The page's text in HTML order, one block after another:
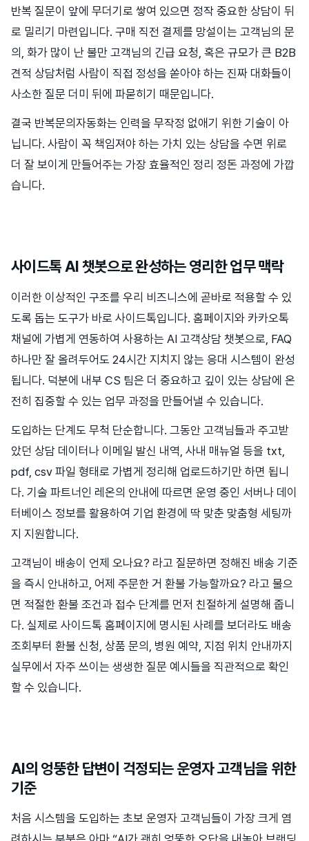
반복 질문이 앞에 무더기로 쌓여 있으면 정작 중요한 상담이 뒤
로 밀리기 마련입니다. 구매 직전 결제를 망설이는 고객님의 문
의, 화가 많이 난 불만 고객님의 긴급 요청, 혹은 규모가 큰 B2B
견적 상담처럼 사람이 직접 정성을 쏟아야 하는 진짜 대화들이
사소한 질문 더미 뒤에 파묻히기 때문입니다.
결국 반복문의자동화는 인력을 무작정 없애기 위한 기술이 아
닙니다. 사람이 꼭 책임져야 하는 가치 있는 상담을 수면 위로
더 잘 보이게 만들어주는 가장 효율적인 정리 정돈 과정에 가깝
습니다.
사이드톡 AI 챗봇으로 완성하는 영리한 업무 맥락
이러한 이상적인 구조를 우리 비즈니스에 곧바로 적용할 수 있
도록 돕는 도구가 바로 사이드톡입니다. 홈페이지와 카카오톡
채널에 가볍게 연동하여 사용하는 AI 고객상담 챗봇으로, FAQ
하나만 잘 올려두어도 24시간 지치지 않는 응대 시스템이 완성
됩니다. 덕분에 내부 CS 팀은 더 중요하고 깊이 있는 상담에 온
전히 집중할 수 있는 업무 과정을 만들어낼 수 있습니다.
도입하는 단계도 무척 단순합니다. 그동안 고객님들과 주고받
았던 상담 데이터나 이메일 발신 내역, 사내 매뉴얼 등을 txt,
pdf, csv 파일 형태로 가볍게 정리해 업로드하기만 하면 됩니
다. 기술 파트너인 레온의 안내에 따르면 운영 중인 서버나 데이
터베이스 정보를 활용하여 기업 환경에 딱 맞춘 맞춤형 세팅까
지 지원합니다.
고객님이 배송이 언제 오나요? 라고 질문하면 정해진 배송 기준
을 즉시 안내하고, 어제 주문한 거 환불 가능할까요? 라고 물으
면 적절한 환불 조건과 접수 단계를 먼저 친절하게 설명해 줍니
다. 실제로 사이드톡 홈페이지에 명시된 사례를 보더라도 배송
조회부터 환불 신청, 상품 문의, 병원 예약, 지점 위치 안내까지
실무에서 자주 쓰이는 생생한 질문 예시들을 직관적으로 확인
할 수 있습니다.
AI의 엉뚱한 답변이 걱정되는 운영자 고객님을 위한
기준
처음 시스템을 도입하는 초보 운영자 고객님들이 가장 크게 염